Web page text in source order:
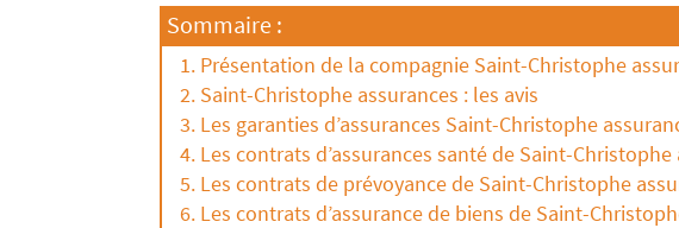
Sommaire :
Présentation de la compagnie Saint-Christophe
Saint-Christophe assurances : les avis
Les garanties d’assurances Saint-Christophe
Les contrats d’assurances santé de Saint-Christophe
Les contrats de prévoyance de Saint-Christophe
Les contrats d’assurance de biens de Saint-